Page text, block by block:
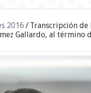
2016 / Transcripción de
Gallardo, al término